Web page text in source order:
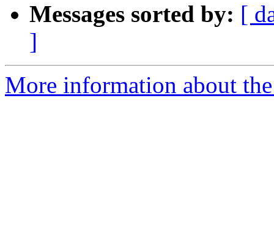
Messages sorted by: [
]
More information about